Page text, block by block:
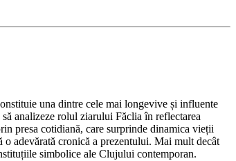
una dintre cele mai longevive și influente
analizeze rolul ziarului Făclia în reflectarea
presa cotidiană, care surprinde dinamica vieții
adevărată cronică a prezentului. Mai mult decât
simbolice ale Clujului contemporan.